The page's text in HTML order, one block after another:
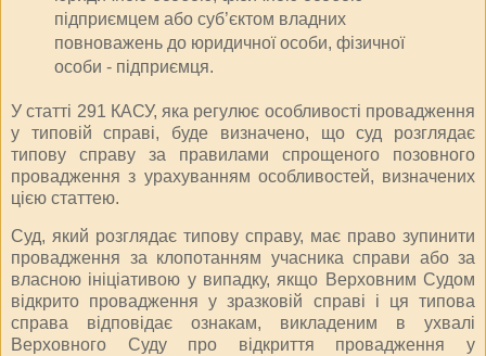
підприємцем або суб’єктом владних
повноважень до юридичної особи, фізичної
особи - підприємця.
У статті 291 КАСУ, яка регулює особливості провадження
у типовій справі, буде визначено, що суд розглядає
типову справу за правилами спрощеного позовного
провадження з урахуванням особливостей, визначених
цією статтею.
Суд, який розглядає типову справу, має право зупинити
провадження за клопотанням учасника справи або за
власною ініціативою у випадку, якщо Верховним Судом
відкрито провадження у зразковій справі і ця типова
справа відповідає ознакам, викладеним в ухвалі
Верховного Суду про відкриття провадження у